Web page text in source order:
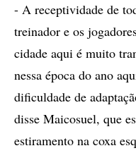
- A receptividade de
treinador e os
cidade aqui é muito
nessa época do ano
dificuldade de
disse Maicosuel, que
estiramento na coxa